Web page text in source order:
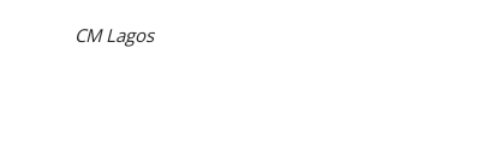
CM Lagos